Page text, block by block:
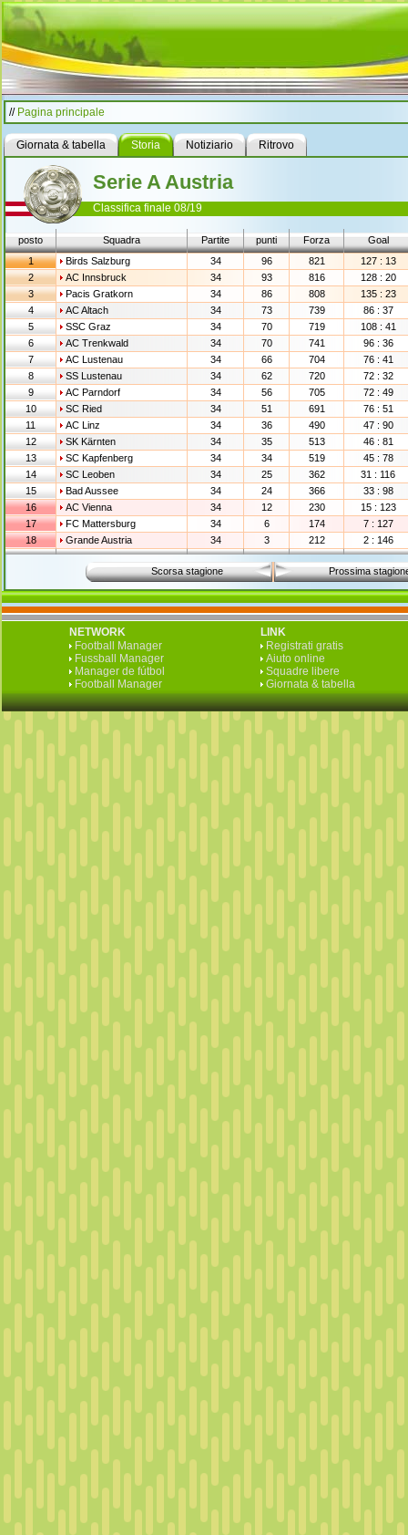
// Pagina principale
Giornata & tabella Storia Notiziario Ritrovo
Serie A Austria
Classifica finale 08/19
posto Squadra Partite punti Forza
Goal
1
Birds Salzburg 34 96 821
127 : 13
2
AC Innsbruck 34 93 816
128 : 20
3
Pacis Gratkorn 34 86 808
135 : 23
4
AC Altach 34 73 739
86 : 37
5
SSC Graz 34 70 719
108 : 41
6
AC Trenkwald 34 70 741
96 : 36
7
AC Lustenau 34 66 704
76 : 41
8
SS Lustenau 34 62 720
72 : 32
9
AC Parndorf 34 56 705
72 : 49
10
SC Ried 34 51 691
76 : 51
11
AC Linz 34 36 490
47 : 90
12
SK Kärnten 34 35 513
46 : 81
13
SC Kapfenberg 34 34 519
45 : 78
14
SC Leoben 34 25 362
31 : 116
15
Bad Aussee 34 24 366
33 : 98
16
AC Vienna 34 12 230
15 : 123
17
FC Mattersburg 34 6 174
7 : 127
18
Grande Austria 34 3 212 2 : 146
Scorsa stagione Prossima
NETWORK
Football Manager
Fussball Manager
Manager de fútbol
Football Manager
LINK
Registrati gratis
Aiuto online
Squadre libere
Giornata & tabella